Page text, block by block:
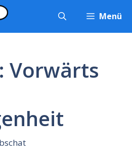
Menü
Vorwärts